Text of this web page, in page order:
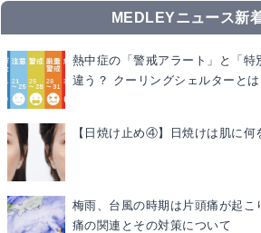
MEDLEYニュース新
熱中症の「警戒アラート」と「特
違う？ クーリングシェルターとは
【日焼け止め④】日焼けは肌に何
梅雨、台風の時期は片頭痛が起こ
痛の関連とその対策について